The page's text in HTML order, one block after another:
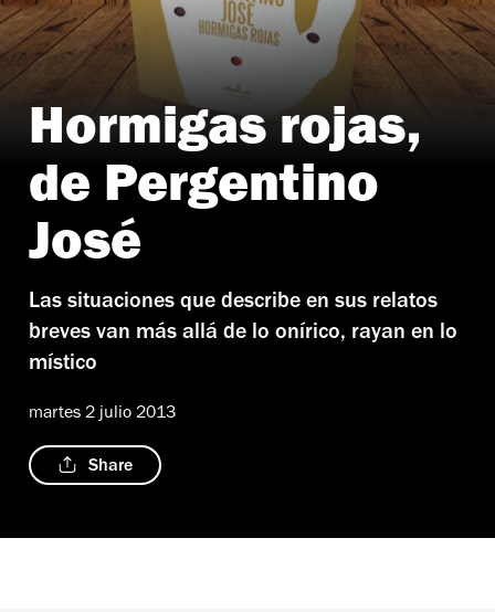
Hormigas rojas,
de Pergentino
José
Las situaciones que describe en sus relatos
breves van más allá de lo onírico, rayan en lo
místico
martes 2 julio 2013
Share